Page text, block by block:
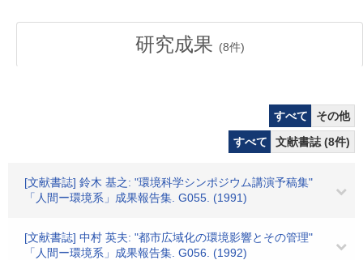
研究成果 (8件)
すべて
その他
すべて
文献書誌 (8件)
[文献書誌] 鈴木 基之: "環境科学シンポジウム講演予稿集"
「人間ー環境系」成果報告集. G055. (1991)
[文献書誌] 中村 英夫: "都市広域化の環境影響とその管理"
「人間ー環境系」成果報告集. G056. (1992)